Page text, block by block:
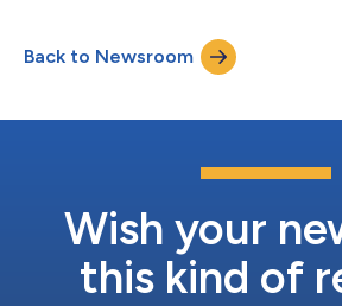
準類別對集團的浮法和鍍膜玻璃產品系列
康、材料再利用、再生能源、水資源管理和
印證了產品的永續特性，還對獲得LEED、
畫AGC plus-2026中定義了將透過其產品
環境的永續發展貢獻力量。我們驕傲地宣
璃產品系列現已獲得Cradle to Cradle認證
Back to Newsroom
Wish your
this kind of